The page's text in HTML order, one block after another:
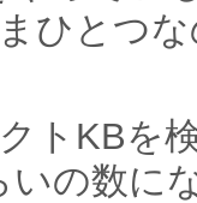
ひとつ
トKBを
いの数に